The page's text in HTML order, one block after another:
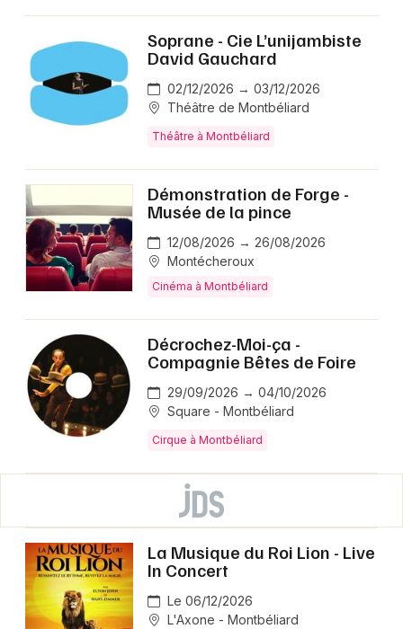
Soprane - Cie L’unijambiste
David Gauchard
02/12/2026 → 03/12/2026
Théâtre de Montbéliard
Théâtre à Montbéliard
Démonstration de Forge -
Musée de la pince
12/08/2026 → 26/08/2026
Montécheroux
Cinéma à Montbéliard
Décrochez-Moi-ça -
Compagnie Bêtes de Foire
29/09/2026 → 04/10/2026
Square - Montbéliard
Cirque à Montbéliard
La Musique du Roi Lion - Live
In Concert
Le 06/12/2026
L'Axone - Montbéliard